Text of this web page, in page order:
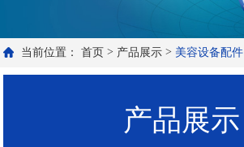
当前位置： 首页 > 产品展示 > 美容设备配件
产品展示